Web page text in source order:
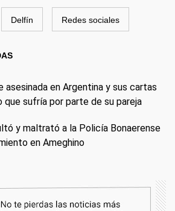
Delfín Redes sociales
asesinada en Argentina y sus cartas
sufría por parte de su pareja
y maltrató a la Policía Bonaerense
en Ameghino